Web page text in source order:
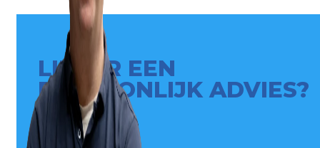
LIEVER EEN
PERSOONLIJK ADVIES?